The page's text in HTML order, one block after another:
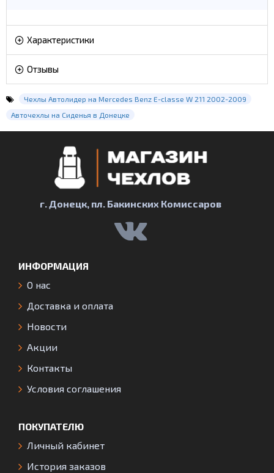
Характеристики
Отзывы
Чехлы Автолидер на Mercedes Benz E-classe W 211 2002-2009
Авточехлы на Сиденья в Донецке
г. Донецк, пл. Бакинских Комиссаров
ИНФОРМАЦИЯ
О нас
Доставка и оплата
Новости
Акции
Контакты
Условия соглашения
ПОКУПАТЕЛЮ
Личный кабинет
История заказов